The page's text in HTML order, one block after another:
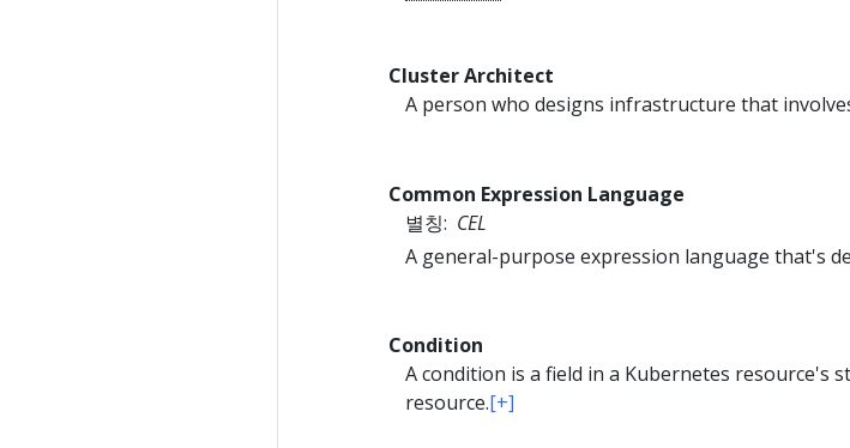
Cluster Architect
A person who designs infrastructure that
Common Expression Language
별칭: CEL
A general-purpose expression language that's
Condition
A condition is a field in a Kubernetes
resource.[+]